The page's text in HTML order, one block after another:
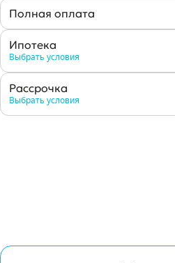
Полная оплата
Ипотека
Выбрать условия
Рассрочка
Выбрать условия